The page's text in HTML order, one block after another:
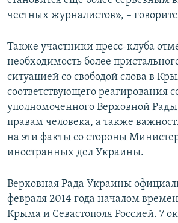
честных журналистов», –
Также участники пресс-клуба
необходимость более
ситуацией со свободой слова в
соответствующего реагирования
уполномоченного Верховной
правам человека, а также
на эти факты со стороны
иностранных дел Украины.
Верховная Рада Украины
февраля 2014 года началом
Крыма и Севастополя Россией. 7